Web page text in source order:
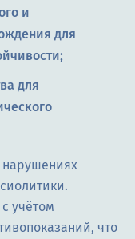
и
для
для
учётом
что